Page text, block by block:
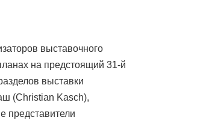
выставочного
на предстоящий 31-й
выставки
(Christian Kasch),
представители